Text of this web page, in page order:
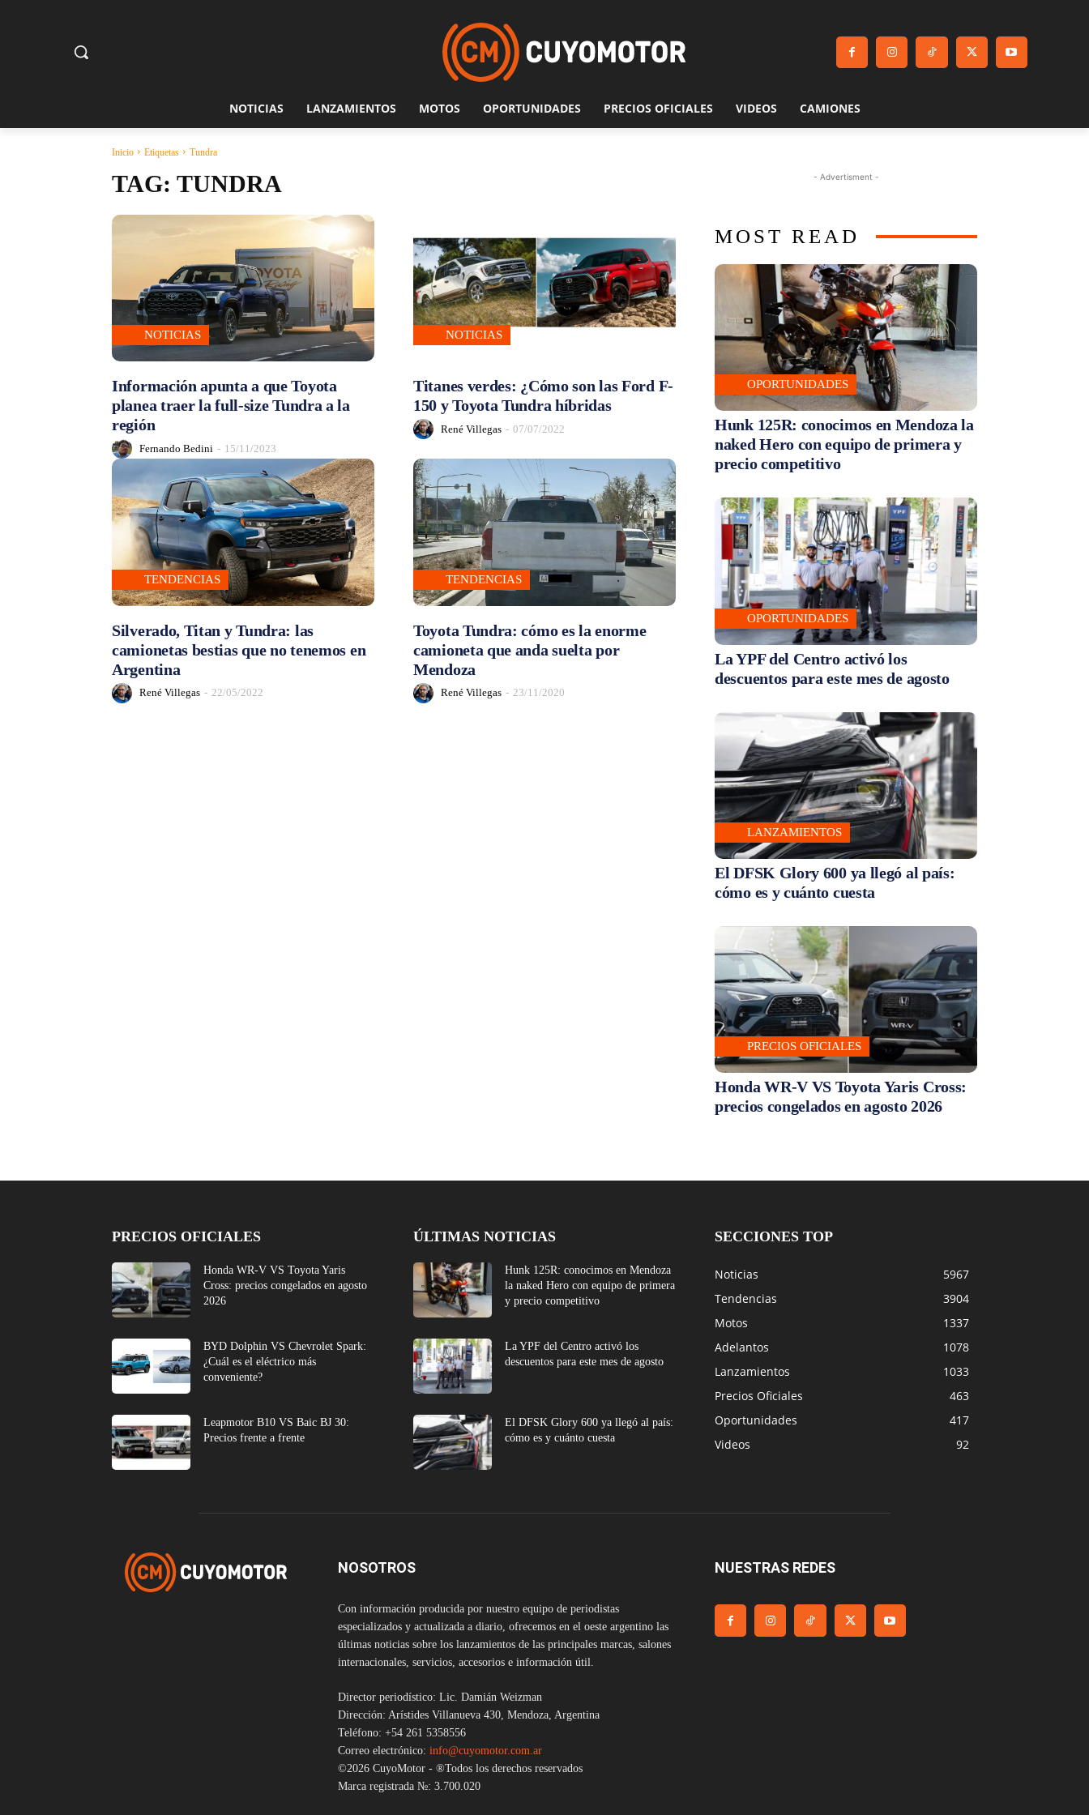
NOTICIAS LANZAMIENTOS MOTOS OPORTUNIDADES PRECIOS OFICIALES VIDEOS CAMIONES
Inicio Etiquetas Tundra
TAG: TUNDRA
NOTICIAS
Información apunta a que Toyota
planea traer la full-size Tundra a la
región
Fernando Bedini - 15/11/2023
NOTICIAS
Titanes verdes: ¿Cómo son las Ford F-
150 y Toyota Tundra híbridas
René Villegas - 07/07/2022
TENDENCIAS
Silverado, Titan y Tundra: las
camionetas bestias que no tenemos en
Argentina
René Villegas - 22/05/2022
TENDENCIAS
Toyota Tundra: cómo es la enorme
camioneta que anda suelta por
Mendoza
René Villegas - 23/11/2020
- Advertisment -
MOST READ
OPORTUNIDADES
Hunk 125R: conocimos en Mendoza la
naked Hero con equipo de primera y
precio competitivo
OPORTUNIDADES
La YPF del Centro activó los
descuentos para este mes de agosto
LANZAMIENTOS
El DFSK Glory 600 ya llegó al país:
cómo es y cuánto cuesta
PRECIOS OFICIALES
Honda WR-V VS Toyota Yaris Cross:
precios congelados en agosto 2026
PRECIOS OFICIALES
Honda WR-V VS Toyota Yaris
Cross: precios congelados en agosto
2026
BYD Dolphin VS Chevrolet Spark:
¿Cuál es el eléctrico más
conveniente?
Leapmotor B10 VS Baic BJ 30:
Precios frente a frente
ÚLTIMAS NOTICIAS
Hunk 125R: conocimos en Mendoza
la naked Hero con equipo de primera
y precio competitivo
La YPF del Centro activó los
descuentos para este mes de agosto
El DFSK Glory 600 ya llegó al país:
cómo es y cuánto cuesta
SECCIONES TOP
Noticias
5967
Tendencias
3904
Motos
1337
Adelantos
1078
Lanzamientos
1033
Precios Oficiales
463
Oportunidades
417
Videos
92
NOSOTROS
Con información producida por nuestro equipo de periodistas
especializados y actualizada a diario, ofrecemos en el oeste argentino las
últimas noticias sobre los lanzamientos de las principales marcas, salones
internacionales, servicios, accesorios e información útil.
Director periodístico: Lic. Damián Weizman
Dirección: Arístides Villanueva 430, Mendoza, Argentina
Teléfono: +54 261 5358556
Correo electrónico: info@cuyomotor.com.ar
©2026 CuyoMotor - ®Todos los derechos reservados
Marca registrada №: 3.700.020
NUESTRAS REDES